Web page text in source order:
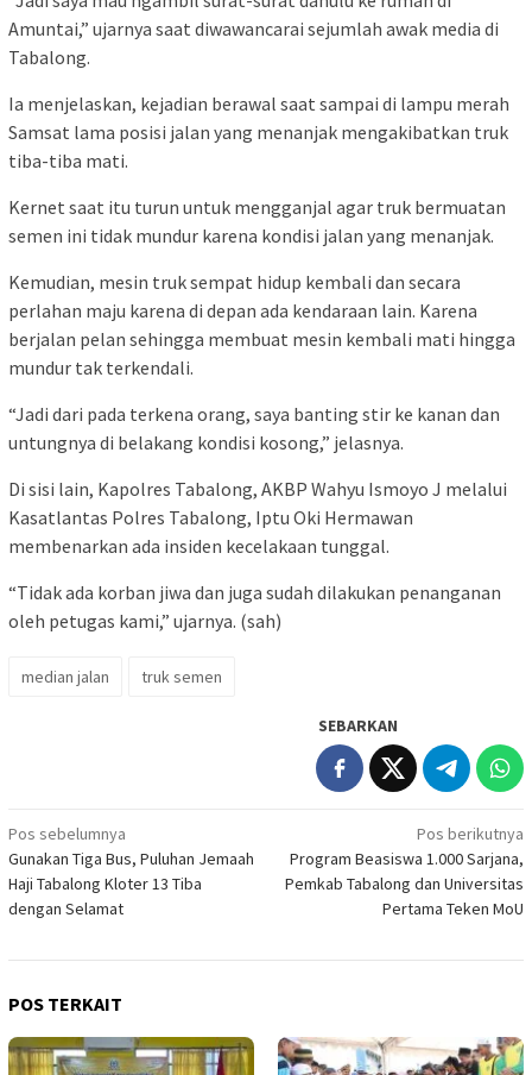
Amuntai,” ujarnya saat diwawancarai sejumlah awak media di
Tabalong.
Ia menjelaskan, kejadian berawal saat sampai di lampu merah
Samsat lama posisi jalan yang menanjak mengakibatkan truk
tiba-tiba mati.
Kernet saat itu turun untuk mengganjal agar truk bermuatan
semen ini tidak mundur karena kondisi jalan yang menanjak.
Kemudian, mesin truk sempat hidup kembali dan secara
perlahan maju karena di depan ada kendaraan lain. Karena
berjalan pelan sehingga membuat mesin kembali mati hingga
mundur tak terkendali.
“Jadi dari pada terkena orang, saya banting stir ke kanan dan
untungnya di belakang kondisi kosong,” jelasnya.
Di sisi lain, Kapolres Tabalong, AKBP Wahyu Ismoyo J melalui
Kasatlantas Polres Tabalong, Iptu Oki Hermawan
membenarkan ada insiden kecelakaan tunggal.
“Tidak ada korban jiwa dan juga sudah dilakukan penanganan
oleh petugas kami,” ujarnya. (sah)
median jalan truk semen
SEBARKAN
Navigasi
pos
Pos sebelumnya
Gunakan Tiga Bus, Puluhan Jemaah
Haji Tabalong Kloter 13 Tiba
dengan Selamat
Pos berikutnya
Program Beasiswa 1.000 Sarjana,
Pemkab Tabalong dan Universitas
Pertama Teken MoU
POS TERKAIT